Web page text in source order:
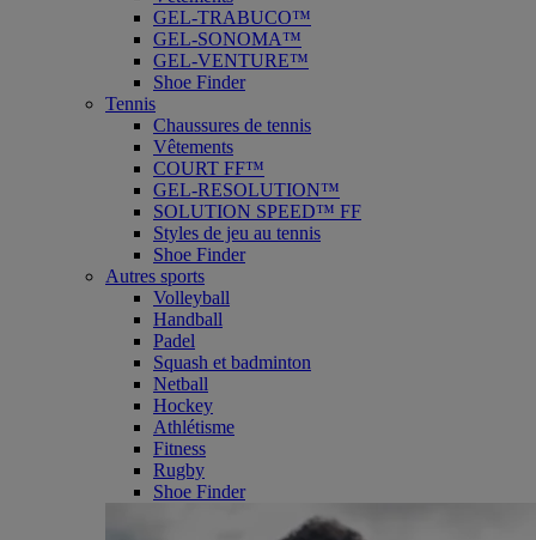
GEL-TRABUCO™
GEL-SONOMA™
GEL-VENTURE™
Shoe Finder
Tennis
Chaussures de tennis
Vêtements
COURT FF™
GEL-RESOLUTION™
SOLUTION SPEED™ FF
Styles de jeu au tennis
Shoe Finder
Autres sports
Volleyball
Handball
Padel
Squash et badminton
Netball
Hockey
Athlétisme
Fitness
Rugby
Shoe Finder